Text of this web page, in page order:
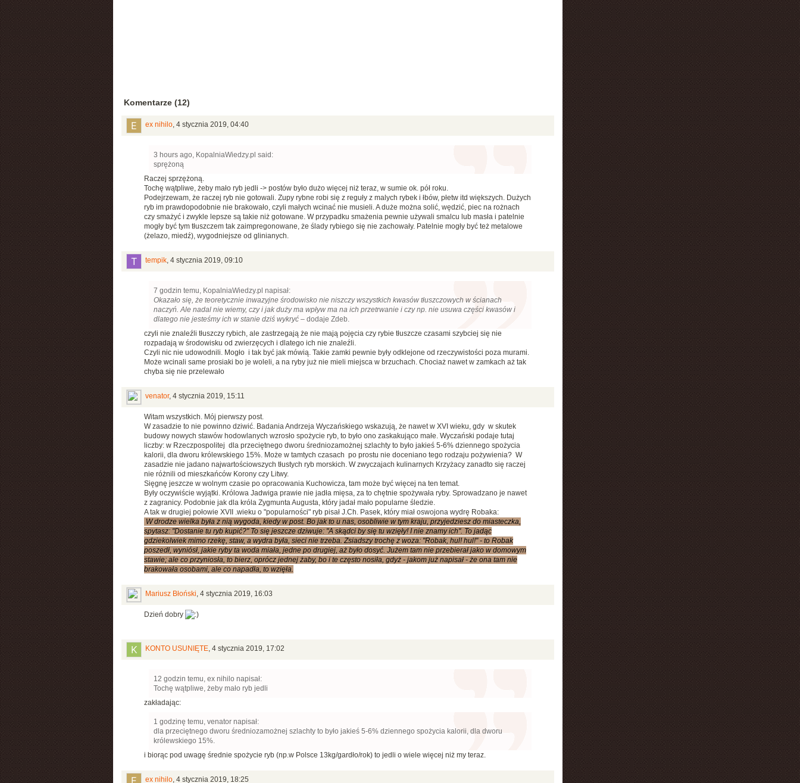
Komentarze (12)
ex nihilo, 4 stycznia 2019, 04:40
3 hours ago, KopalniaWiedzy.pl said:
sprężoną
Raczej sprzężoną.
Tochę wątpliwe, żeby mało ryb jedli -> postów było dużo więcej niż teraz, w sumie ok. pół roku.
Podejrzewam, że raczej ryb nie gotowali. Zupy rybne robi się z reguły z malych rybek i łbów, płetw itd większych. Dużych
ryb im prawdopodobnie nie brakowało, czyli małych wcinać nie musieli. A duże można solić, wędzić, piec na rożnach
czy smażyć i zwykle lepsze są takie niż gotowane. W przypadku smażenia pewnie używali smalcu lub masła i patelnie
mogły być tym tłuszczem tak zaimpregonowane, że ślady rybiego się nie zachowały. Patelnie mogły być też metalowe
(żelazo, miedź), wygodniejsze od glinianych.
tempik, 4 stycznia 2019, 09:10
7 godzin temu, KopalniaWiedzy.pl napisał:
Okazało się, że teoretycznie inwazyjne środowisko nie niszczy wszystkich kwasów tłuszczowych w ścianach
naczyń. Ale nadal nie wiemy, czy i jak duży ma wpływ ma na ich przetrwanie i czy np. nie usuwa części kwasów i
dlatego nie jesteśmy ich w stanie dziś wykryć– dodaje Zdeb.
czyli nie znaleźli tłuszczy rybich, ale zastrzegają że nie mają pojęcia czy rybie tłuszcze czasami szybciej się nie
rozpadają w środowisku od zwierzęcych i dlatego ich nie znaleźli.
Czyli nic nie udowodnili. Mogło i tak być jak mówią. Takie zamki pewnie były odklejone od rzeczywistości poza murami.
Może wcinali same prosiaki bo je woleli, a na ryby już nie mieli miejsca w brzuchach. Chociaż nawet w zamkach aż tak
chyba się nie przelewało
venator, 4 stycznia 2019, 15:11
Witam wszystkich. Mój pierwszy post.
W zasadzie to nie powinno dziwić. Badania Andrzeja Wyczańskiego wskazują, że nawet w XVI wieku, gdy w skutek
budowy nowych stawów hodowlanych wzrosło spożycie ryb, to było ono zaskakująco małe. Wyczański podaje tutaj
liczby: w Rzeczpospolitej dla przeciętnego dworu średniozamożnej szlachty to było jakieś 5-6% dziennego spożycia
kalorii, dla dworu królewskiego 15%. Może w tamtych czasach po prostu nie doceniano tego rodzaju pożywienia? W
zasadzie nie jadano najwartościowszych tłustych ryb morskich. W zwyczajach kulinarnych Krzyżacy zanadto się raczej
nie różnili od mieszkańców Korony czy Litwy.
Sięgnę jeszcze w wolnym czasie po opracowania Kuchowicza, tam może być więcej na ten temat.
Były oczywiście wyjątki. Królowa Jadwiga prawie nie jadła mięsa, za to chętnie spożywała ryby. Sprowadzano je nawet
z zagranicy. Podobnie jak dla króla Zygmunta Augusta, który jadał mało popularne śledzie.
A tak w drugiej połowie XVII .wieku o "popularności" ryb pisał J.Ch. Pasek, który miał oswojona wydrę Robaka:
W drodze wielka była z nią wygoda, kiedy w post. Bo jak to u nas, osobliwie w tym kraju, przyjedziesz do miasteczka,
spytasz: "Dostanie tu ryb kupić?" To się jeszcze dziwuje: "A skądci by się tu wzięły! I nie znamy ich". To jadąc
gdziekolwiek mimo rzekę, staw, a wydra była, sieci nie trzeba. Zsiadszy trochę z woza: "Robak, hul! hul!" - to Robak
poszedł, wyniósł, jakie ryby ta woda miała, jedne po drugiej, aż było dosyć. Jużem tam nie przebierał jako w domowym
stawie; ale co przyniosła, to bierz, oprócz jednej żaby, bo i te często nosiła, gdyż - jakom już napisał - że ona tam nie
brakowała osobami, ale co napadła, to wzięła.
Mariusz Błoński, 4 stycznia 2019, 16:03
Dzień dobry
KONTO USUNIĘTE, 4 stycznia 2019, 17:02
12 godzin temu, ex nihilo napisał:
Tochę wątpliwe, żeby mało ryb jedli
zakładając:
1 godzinę temu, venator napisał:
dla przeciętnego dworu średniozamożnej szlachty to było jakieś 5-6% dziennego spożycia kalorii, dla dworu
królewskiego 15%.
i biorąc pod uwagę średnie spożycie ryb (np.w Polsce 13kg/gardło/rok) to jedli o wiele więcej niż my teraz.
ex nihilo, 4 stycznia 2019, 18:25